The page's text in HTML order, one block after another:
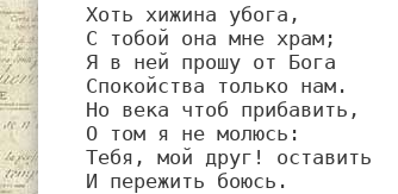
Хоть хижина убога,
С тобой она мне храм;
Я в ней прошу от Бога
Спокойства только нам.
Но века чтоб прибавить,
О том я не молюсь:
Тебя, мой друг! оставить
И пережить боюсь.